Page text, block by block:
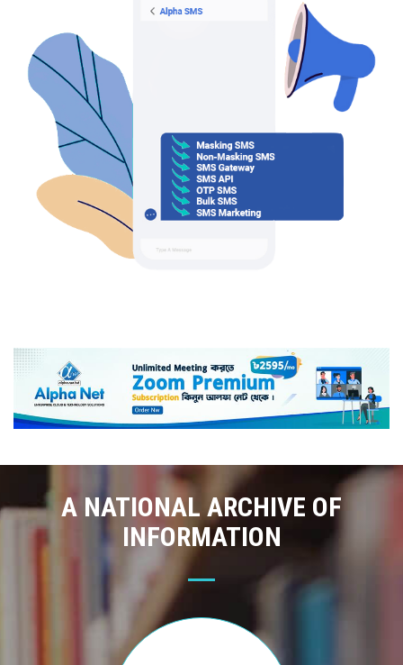
A NATIONAL ARCHIVE OF
INFORMATION